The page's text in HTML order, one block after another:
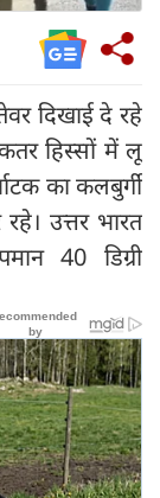
दिखाई दे रहे
हिस्सों में लू
का कलबुर्गी
उत्तर भारत
40 डिग्री